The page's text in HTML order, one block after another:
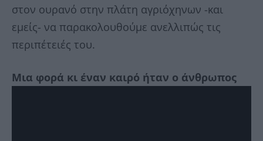
στον ουρανό στην πλάτη αγριόχηνων -και
εμείς- να παρακολουθούμε ανελλιπώς τις
περιπέτειές του.
Μια φορά κι έναν καιρό ήταν ο άνθρωπος